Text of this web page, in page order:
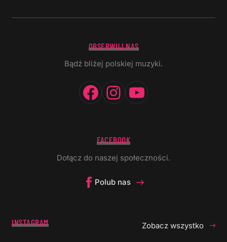
OBSERWUJ NAS
Bądź bliżej polskiej muzyki.
Facebook
Instagram
FACEBOOK
Dołącz do naszej społeczności.
Polub nas
INSTAGRAM Zobacz wszystko